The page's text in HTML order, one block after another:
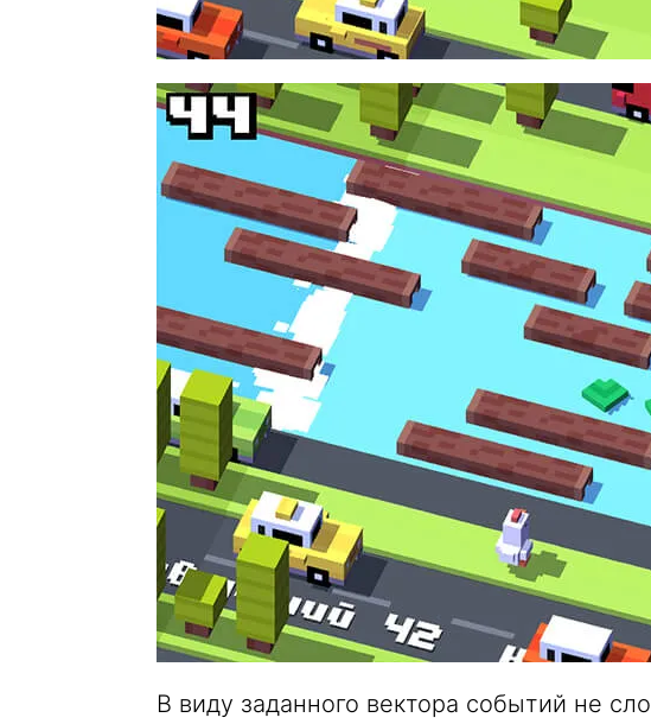
В виду заданного вектора событий не